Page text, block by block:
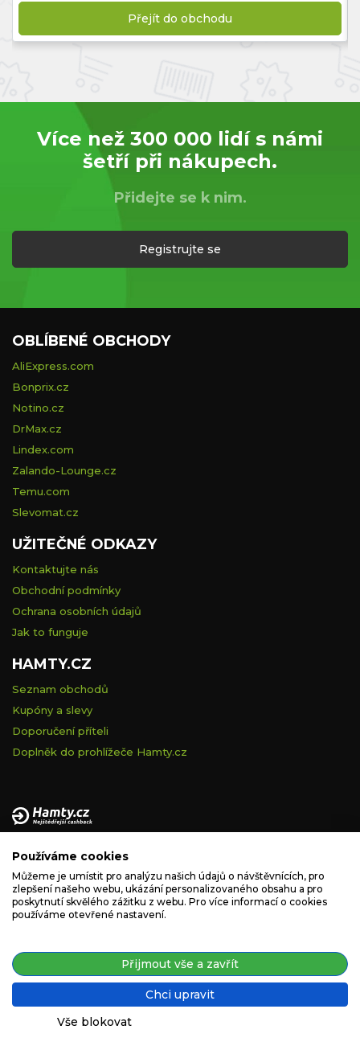
Přejít do obchodu
Více než 300 000 lidí s námi
šetří při nákupech.
Přidejte se k nim.
Registrujte se
sídlem Na vápence 2885/2a, 130 00 Praha 3, IČ: 05228972,
zapsaná v obchodním rejstříku vedeném Městským soudem v
Praze, spisová značka C 260335.
podpora@hamty.cz
OBLÍBENÉ OBCHODY
AliExpress.com
Bonprix.cz
Notino.cz
DrMax.cz
Lindex.com
Zalando-Lounge.cz
Temu.com
Slevomat.cz
UŽITEČNÉ ODKAZY
Kontaktujte nás
Obchodní podmínky
Ochrana osobních údajů
Jak to funguje
HAMTY.CZ
Seznam obchodů
Kupóny a slevy
Doporučení příteli
Doplněk do prohlížeče Hamty.cz
Copyright © 2019 - 2026. Všechna práva vyhrazena.
Používáme cookies
Můžeme je umístit pro analýzu našich údajů o návštěvnících, pro
zlepšení našeho webu, ukázání personalizovaného obsahu a pro
poskytnutí skvělého zážitku z webu. Pro více informací o cookies
používáme otevřené nastavení.
Přijmout vše a zavřít
Chci upravit
Vše blokovat